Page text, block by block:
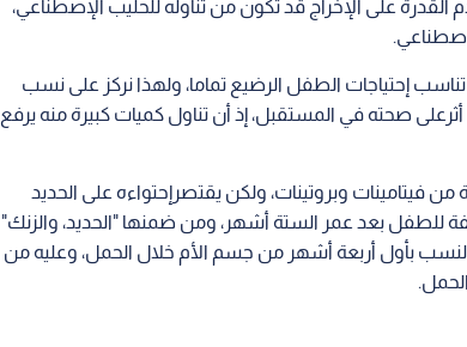
على الإخراج قد تكون من تناوله للحليب الإصطناعي،
إحتياجات الطفل الرضيع تماما، ولهذا نركز على نسب
أثرعلى صحته في المستقبل، إذ أن تناول كميات كبيرة منه يرفع
فيتامينات وبروتينات، ولكن يقتصرإحتواءه على الحديد
للطفل بعد عمر الستة أشهر، ومن ضمنها "الحديد، والزنك"
بأول أربعة أشهر من جسم الأم خلال الحمل، وعليه من